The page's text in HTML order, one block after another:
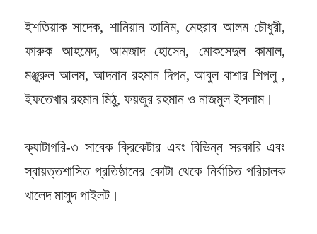
ইশতিয়াক সাদেক, শানিয়ান তানিম, মেহরাব আলম চৌধুরী,
ফারুক আহমেদ, আমজাদ হোসেন, মোকসেদুল কামাল,
মঞ্জুরুল আলম, আদনান রহমান দিপন, আবুল বাশার শিপলু ,
ইফতেখার রহমান মিঠু, ফয়জুর রহমান ও নাজমুল ইসলাম।
ক্যাটাগরি-৩ সাবেক ক্রিকেটার এবং বিভিন্ন সরকারি এবং
স্বায়ত্তশাসিত প্রতিষ্ঠানের কোটা থেকে নির্বাচিত পরিচালক
খালেদ মাসুদ পাইলট।